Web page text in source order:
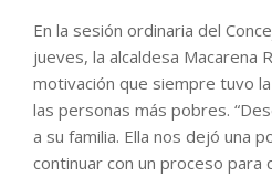
En la sesión ordinaria del
jueves, la alcaldesa Macarena
motivación que siempre tuvo
las personas más pobres.
a su familia. Ella nos dejó una
continuar con un proceso para